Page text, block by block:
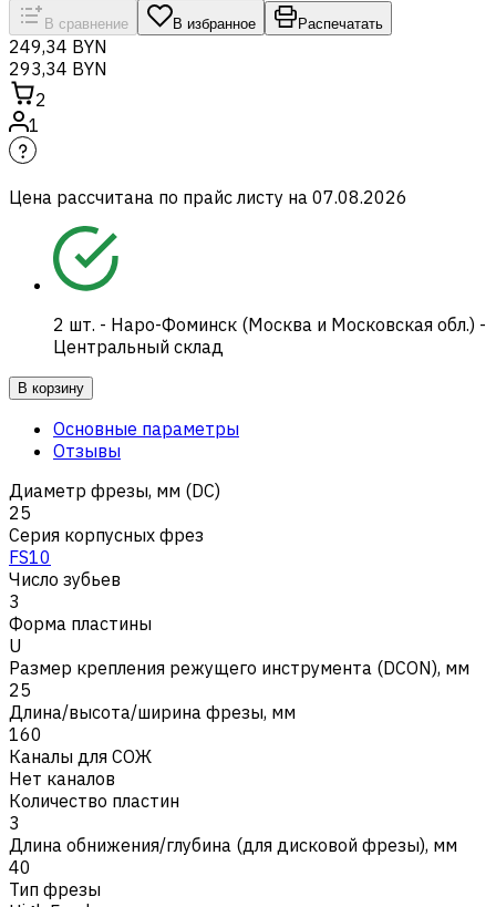
В сравнение В избранное Распечатать
249,34 BYN
293,34 BYN
2
1
Цена рассчитана по прайс листу на 07.08.2026
2 шт. - Наро-Фоминск (Москва и Московская обл.) -
Центральный склад
В корзину
Основные параметры
Отзывы
Диаметр фрезы, мм (DC)
25
Серия корпусных фрез
FS10
Число зубьев
3
Форма пластины
U
Размер крепления режущего инструмента (DCON), мм
25
Длина/высота/ширина фрезы, мм
160
Каналы для СОЖ
Нет каналов
Количество пластин
3
Длина обнижения/глубина (для дисковой фрезы), мм
40
Тип фрезы